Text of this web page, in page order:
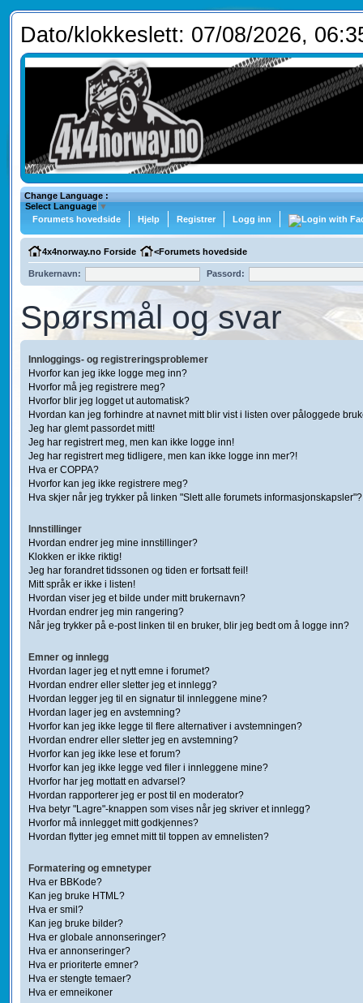
Dato/klokkeslett: 07/08/2026,
Change Language :
Select Language ▼
Forumets hovedside
Hjelp Registrer Logg inn
4x4norway.no Forside <Forumets hovedside
Brukernavn: Passord:
Spørsmål og svar
Innloggings- og registreringsproblemer
Hvorfor kan jeg ikke logge meg inn?
Hvorfor må jeg registrere meg?
Hvorfor blir jeg logget ut automatisk?
Hvordan kan jeg forhindre at navnet mitt blir vist i listen over påloggede
Jeg har glemt passordet mitt!
Jeg har registrert meg, men kan ikke logge inn!
Jeg har registrert meg tidligere, men kan ikke logge inn mer?!
Hva er COPPA?
Hvorfor kan jeg ikke registrere meg?
Hva skjer når jeg trykker på linken "Slett alle forumets informasjonskapsler"?
Innstillinger
Hvordan endrer jeg mine innstillinger?
Klokken er ikke riktig!
Jeg har forandret tidssonen og tiden er fortsatt feil!
Mitt språk er ikke i listen!
Hvordan viser jeg et bilde under mitt brukernavn?
Hvordan endrer jeg min rangering?
Når jeg trykker på e-post linken til en bruker, blir jeg bedt om å logge inn?
Emner og innlegg
Hvordan lager jeg et nytt emne i forumet?
Hvordan endrer eller sletter jeg et innlegg?
Hvordan legger jeg til en signatur til innleggene mine?
Hvordan lager jeg en avstemning?
Hvorfor kan jeg ikke legge til flere alternativer i avstemningen?
Hvordan endrer eller sletter jeg en avstemning?
Hvorfor kan jeg ikke lese et forum?
Hvorfor kan jeg ikke legge ved filer i innleggene mine?
Hvorfor har jeg mottatt en advarsel?
Hvordan rapporterer jeg er post til en moderator?
Hva betyr "Lagre"-knappen som vises når jeg skriver et innlegg?
Hvorfor må innlegget mitt godkjennes?
Hvordan flytter jeg emnet mitt til toppen av emnelisten?
Formatering og emnetyper
Hva er BBKode?
Kan jeg bruke HTML?
Hva er smil?
Kan jeg bruke bilder?
Hva er globale annonseringer?
Hva er annonseringer?
Hva er prioriterte emner?
Hva er stengte temaer?
Hva er emneikoner